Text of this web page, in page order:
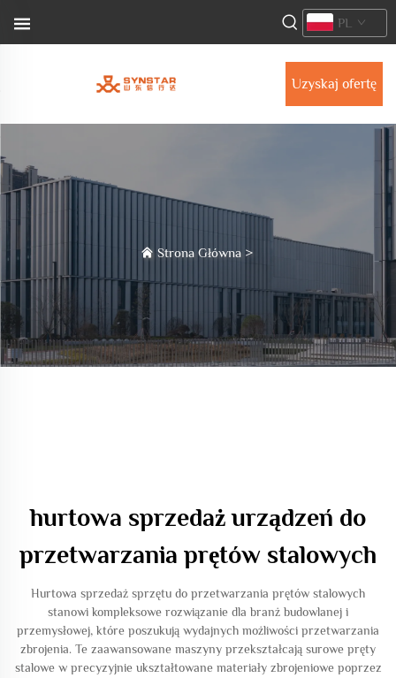
Uzyskaj ofertę
PL
Strona Główna>
hurtowa sprzedaż urządzeń do
przetwarzania prętów stalowych
Hurtowa sprzedaż sprzętu do przetwarzania prętów stalowych
stanowi kompleksowe rozwiązanie dla branż budowlanej i
przemysłowej, które poszukują wydajnych możliwości przetwarzania
zbrojenia. Te zaawansowane maszyny przekształcają surowe pręty
stalowe w precyzyjnie ukształtowane materiały zbrojeniowe poprzez